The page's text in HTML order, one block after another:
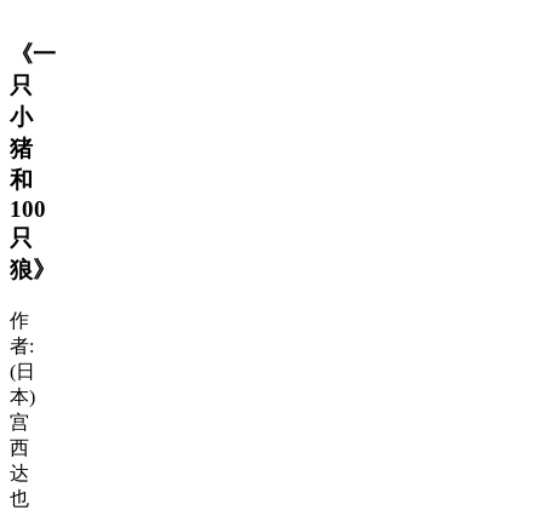
《一
只
小
猪
和
100
只
狼》
作
者:
(日
本)
宫
西
达
也